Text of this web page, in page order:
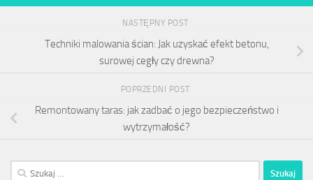
NASTĘPNY POST
Techniki malowania ścian: Jak uzyskać efekt betonu,
surowej cegły czy drewna?
POPRZEDNI POST
Remontowany taras: jak zadbać o jego bezpieczeństwo i
wytrzymałość?
Szukaj: